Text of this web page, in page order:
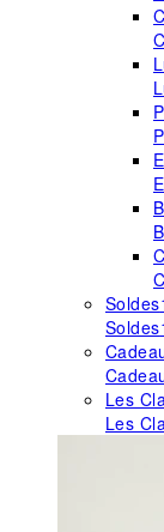
Soldes
Soldes
Les
Les